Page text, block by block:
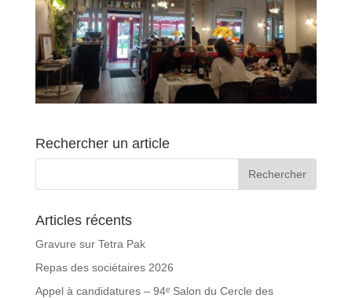
Rechercher un article
Articles récents
Gravure sur Tetra Pak
Repas des sociétaires 2026
Appel à candidatures – 94ᵉ Salon du Cercle des